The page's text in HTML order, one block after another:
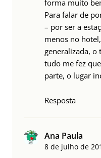
forma muito
Para falar de
– por ser a
menos no
generalizada, o
tudo me fez
parte, o lugar
Resposta
Ana Paula
8 de julho de